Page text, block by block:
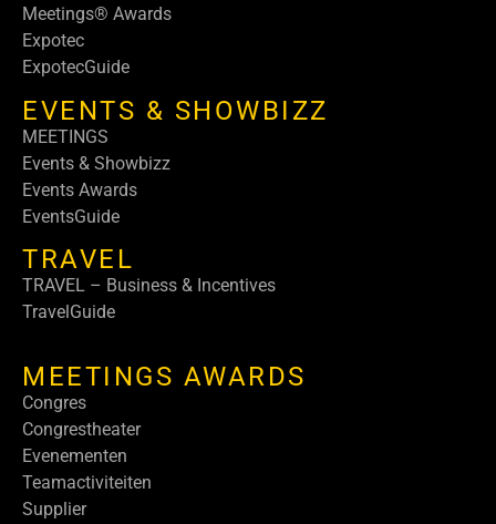
Meetings® Awards
Expotec
ExpotecGuide
EVENTS & SHOWBIZZ
MEETINGS
Events & Showbizz
Events Awards
EventsGuide
TRAVEL
TRAVEL – Business & Incentives
TravelGuide
MEETINGS AWARDS
Congres
Congrestheater
Evenementen
Teamactiviteiten
Supplier